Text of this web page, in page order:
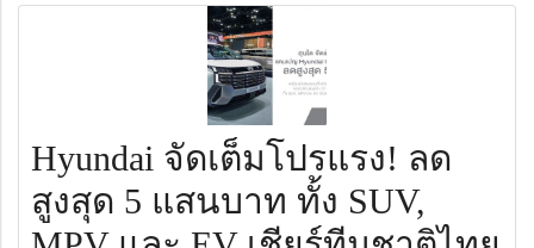
Hyundai จัดเต็มโปรแรง! ลด
สูงสุด 5 แสนบาท ทั้ง SUV,